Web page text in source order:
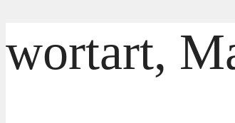
wortart,